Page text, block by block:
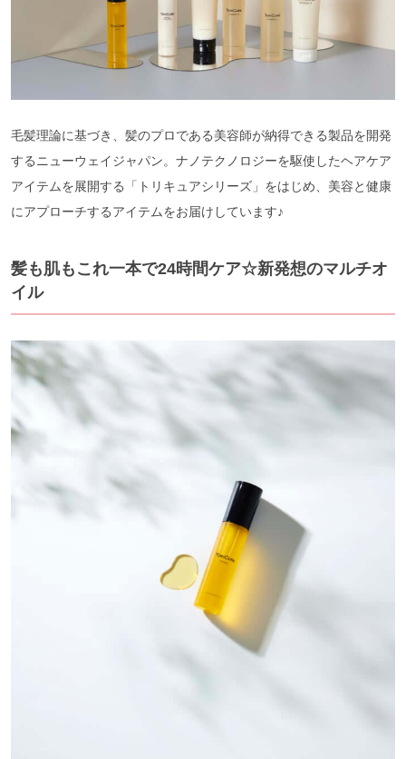
毛髪理論に基づき、髪のプロである美容師が納得できる製品を開発
するニューウェイジャパン。ナノテクノロジーを駆使したヘアケア
アイテムを展開する「トリキュアシリーズ」をはじめ、美容と健康
にアプローチするアイテムをお届けしています♪
髪も肌もこれ一本で24時間ケア☆新発想のマルチオ
イル